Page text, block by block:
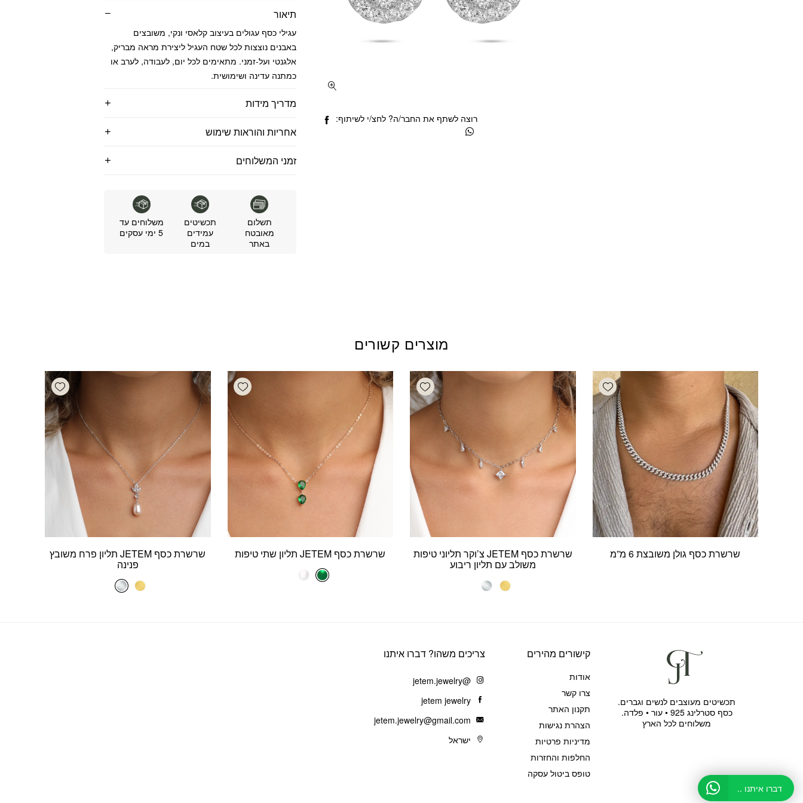
תיאור
עגילי כסף עגולים בעיצוב קלאסי ונקי, משובצים
באבנים נוצצות לכל שטח העגיל ליצירת מראה מבריק,
אלגנטי ועל-זמני. מתאימים לכל יום, לעבודה, לערב או
כמתנה עדינה ושימושית.
מדריך מידות
אחריות והוראות שימוש
זמני המשלוחים
תשלום
מאובטח
באתר
תכשיטים
עמידים
במים
משלוחים עד
5 ימי עסקים
רוצה לשתף את החבר/ה? לחצ/י לשיתוף:
מוצרים קשורים
Add wishlist
שרשרת כסף גולן משובצת 6 מ”מ
Add wishlist
שרשרת כסף JETEM צ’וקר תליוני טיפות
משולב עם תליון ריבוע
Add wishlist
שרשרת כסף JETEM תליון שתי טיפות
Add wishlist
שרשרת כסף JETEM תליון פרח משובץ
פנינה
קישורים מהירים
אודות
צרו קשר
תקנון האתר
הצהרת נגישות
מדיניות פרטיות
החלפות והחזרות
טופס ביטול עסקה
צריכים משהו? דברו איתנו
@jetem.jewelry
jetem jewelry
jetem.jewelry@gmail.com
ישראל
תכשיטים מעוצבים לנשים וגברים.
כסף סטרלינג 925 • עור • פלדה.
משלוחים לכל הארץ
דברו איתנו ..